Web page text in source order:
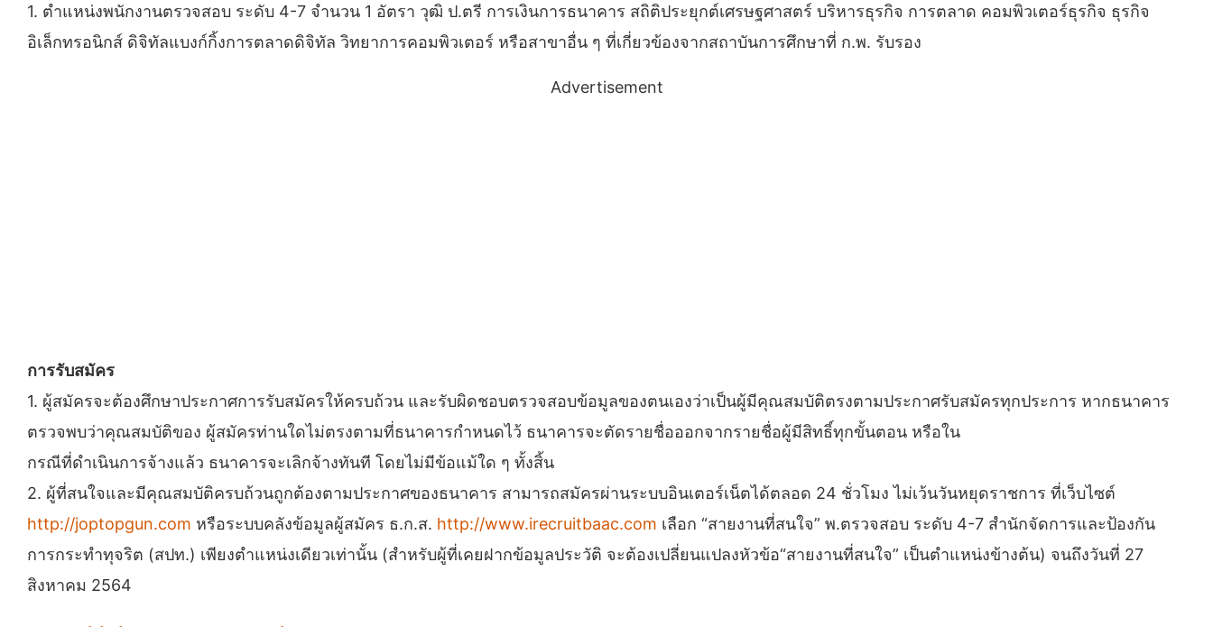
1. ตำแหน่งพนักงานตรวจสอบ ระดับ 4-7 จำนวน 1 อัตรา วุฒิ ป.ตรี การเงินการธนาคาร สถิติประยุกต์เศรษฐศาสตร์ บริหารธุรกิจ การตลาด คอมพิวเตอร์ธุรกิจ ธุรกิจ
อิเล็กทรอนิกส์ ดิจิทัลแบงก์กิ้งการตลาดดิจิทัล วิทยาการคอมพิวเตอร์ หรือสาขาอื่น ๆ ที่เกี่ยวข้องจากสถาบันการศึกษาที่ ก.พ. รับรอง
Advertisement
การรับสมัคร
1. ผู้สมัครจะต้องศึกษาประกาศการรับสมัครให้ครบถ้วน และรับผิดชอบตรวจสอบข้อมูลของตนเองว่าเป็นผู้มีคุณสมบัติตรงตามประกาศรับสมัครทุกประการ หากธนาคาร
ตรวจพบว่าคุณสมบัติของ ผู้สมัครท่านใดไม่ตรงตามที่ธนาคารกำหนดไว้ ธนาคารจะตัดรายชื่อออกจากรายชื่อผู้มีสิทธิ์ทุกขั้นตอน หรือใน
กรณีที่ดำเนินการจ้างแล้ว ธนาคารจะเลิกจ้างทันที โดยไม่มีข้อแม้ใด ๆ ทั้งสิ้น
2. ผู้ที่สนใจและมีคุณสมบัติครบถ้วนถูกต้องตามประกาศของธนาคาร สามารถสมัครผ่านระบบอินเตอร์เน็ตได้ตลอด 24 ชั่วโมง ไม่เว้นวันหยุดราชการ ที่เว็บไซต์
http://joptopgun.com หรือระบบคลังข้อมูลผู้สมัคร ธ.ก.ส. http://www.irecruitbaac.com เลือก “สายงานที่สนใจ” พ.ตรวจสอบ ระดับ 4-7 สำนักจัดการและป้องกัน
การกระทำทุจริต (สปท.) เพียงตำแหน่งเดียวเท่านั้น (สำหรับผู้ที่เคยฝากข้อมูลประวัติ จะต้องเปลี่ยนแปลงหัวข้อ“สายงานที่สนใจ” เป็นตำแหน่งข้างต้น) จนถึงวันที่ 27
สิงหาคม 2564